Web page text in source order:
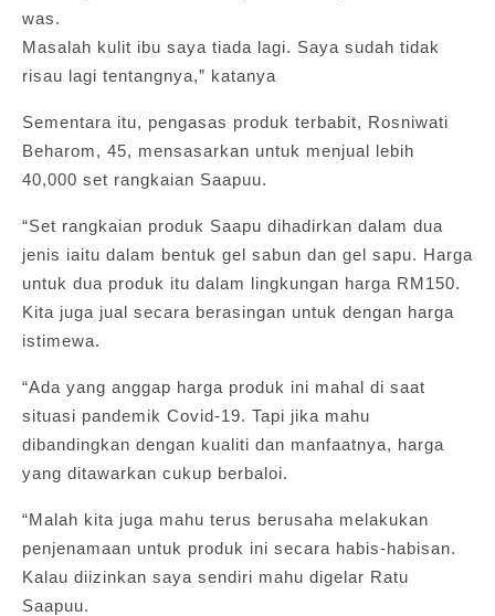
was.
Masalah kulit ibu saya tiada lagi. Saya sudah tidak
risau lagi tentangnya,” katanya
Sementara itu, pengasas produk terbabit, Rosniwati
Beharom, 45, mensasarkan untuk menjual lebih
40,000 set rangkaian Saapuu.
“Set rangkaian produk Saapu dihadirkan dalam dua
jenis iaitu dalam bentuk gel sabun dan gel sapu. Harga
untuk dua produk itu dalam lingkungan harga RM150.
Kita juga jual secara berasingan untuk dengan harga
istimewa.
“Ada yang anggap harga produk ini mahal di saat
situasi pandemik Covid-19. Tapi jika mahu
dibandingkan dengan kualiti dan manfaatnya, harga
yang ditawarkan cukup berbaloi.
“Malah kita juga mahu terus berusaha melakukan
penjenamaan untuk produk ini secara habis-habisan.
Kalau diizinkan saya sendiri mahu digelar Ratu
Saapuu.